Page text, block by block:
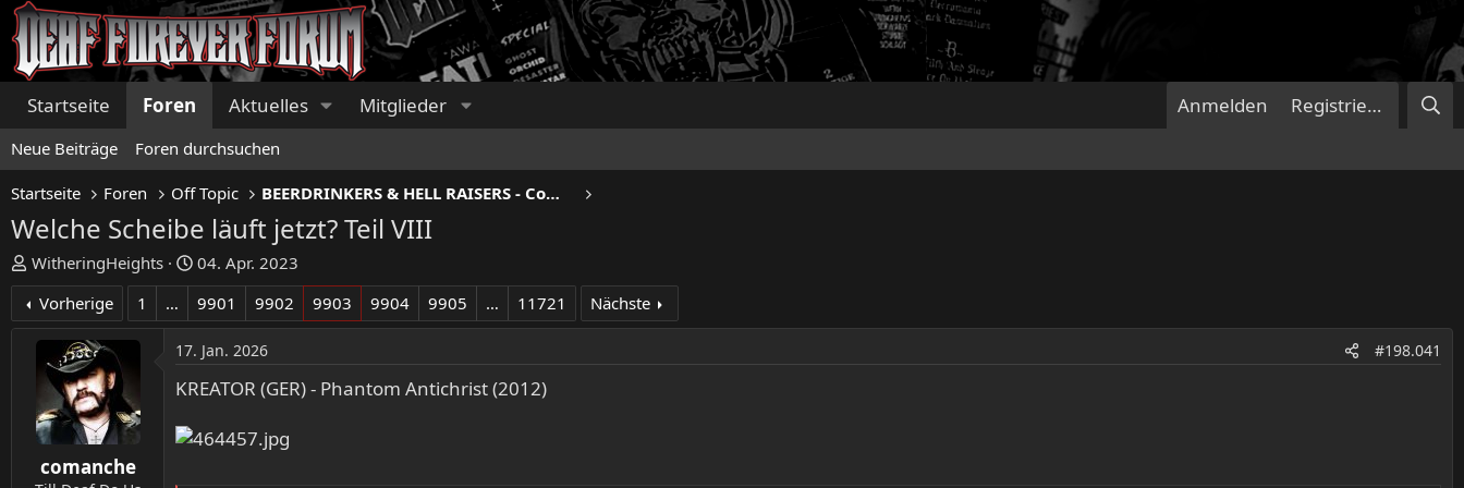
Startseite Foren Aktuelles Mitglieder Anmelden Registrieren
Neue Beiträge Foren durchsuchen
Startseite Foren Off Topic BEERDRINKERS & HELL RAISERS - Community
Welche Scheibe läuft jetzt? Teil VIII
E
r
t
e
WitheringHeights
E
r
s
t
e
l
a
04. Apr. 2023
Vorherige
1 … 9901 9902 9903 9904 9905 … 11721 Nächste
comanche
17. Jan. 2026 #198.041
KREATOR (GER) - Phantom Antichrist (2012)